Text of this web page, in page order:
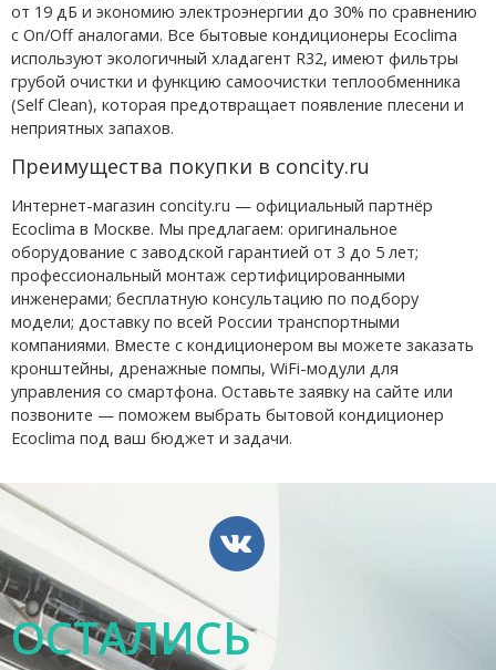
от 19 дБ и экономию электроэнергии до 30% по сравнению
с On/Off аналогами. Все бытовые кондиционеры Ecoclima
используют экологичный хладагент R32, имеют фильтры
грубой очистки и функцию самоочистки теплообменника
(Self Clean), которая предотвращает появление плесени и
неприятных запахов.
Преимущества покупки в concity.ru
Интернет-магазин concity.ru — официальный партнёр
Ecoclima в Москве. Мы предлагаем: оригинальное
оборудование с заводской гарантией от 3 до 5 лет;
профессиональный монтаж сертифицированными
инженерами; бесплатную консультацию по подбору
модели; доставку по всей России транспортными
компаниями. Вместе с кондиционером вы можете заказать
кронштейны, дренажные помпы, WiFi-модули для
управления со смартфона. Оставьте заявку на сайте или
позвоните — поможем выбрать бытовой кондиционер
Ecoclima под ваш бюджет и задачи.
ОСТАЛИСЬ